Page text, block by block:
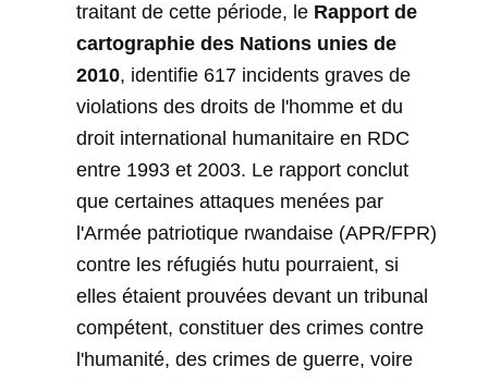
traitant de cette période, le Rapport de
cartographie des Nations unies de
2010, identifie 617 incidents graves de
violations des droits de l'homme et du
droit international humanitaire en RDC
entre 1993 et 2003. Le rapport conclut
que certaines attaques menées par
l'Armée patriotique rwandaise (APR/FPR)
contre les réfugiés hutu pourraient, si
elles étaient prouvées devant un tribunal
compétent, constituer des crimes contre
l'humanité, des crimes de guerre, voire